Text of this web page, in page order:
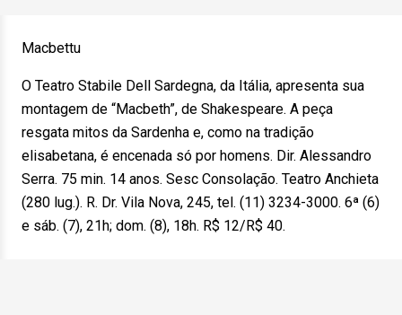
Macbettu
O Teatro Stabile Dell Sardegna, da Itália, apresenta sua
montagem de “Macbeth”, de Shakespeare. A peça
resgata mitos da Sardenha e, como na tradição
elisabetana, é encenada só por homens. Dir. Alessandro
Serra. 75 min. 14 anos. Sesc Consolação. Teatro Anchieta
(280 lug.). R. Dr. Vila Nova, 245, tel. (11) 3234-3000. 6ª (6)
e sáb. (7), 21h; dom. (8), 18h. R$ 12/R$ 40.